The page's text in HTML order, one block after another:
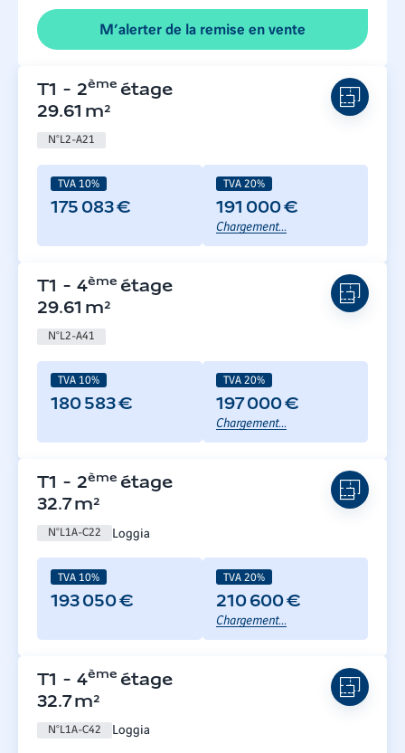
M’alerter de la remise en vente
T1 - 2ème étage
29.61 m²
N°L2-A21
TVA 10%
175 083 €
TVA 20%
191 000 €
Chargement...
T1 - 4ème étage
29.61 m²
N°L2-A41
TVA 10%
180 583 €
TVA 20%
197 000 €
Chargement...
T1 - 2ème étage
32.7m²
N°L1A-C22 Loggia
TVA 10%
193 050 €
TVA 20%
210 600 €
Chargement...
T1 - 4ème étage
32.7m²
N°L1A-C42 Loggia